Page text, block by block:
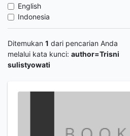
English
Indonesia
Ditemukan 1 dari pencarian Anda
melalui kata kunci: author=Trisni
sulistyowati